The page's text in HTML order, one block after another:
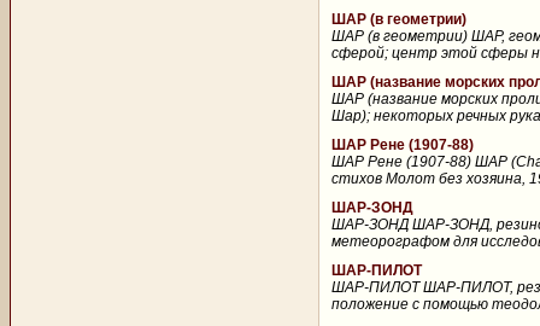
ШАР (в геометрии)
ШАР (в геометрии) ШАР,
сферой; центр этой сферы
ШАР (название морских
ШАР (название морских
Шар); некоторых речных
ШАР Рене (1907-88)
ШАР Рене (1907-88) ШАР
стихов Молот без хозяина,
ШАР-ЗОНД
ШАР-ЗОНД ШАР-ЗОНД,
метеорографом для
ШАР-ПИЛОТ
ШАР-ПИЛОТ ШАР-ПИЛОТ,
положение с помощью